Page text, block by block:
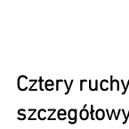
Cztery